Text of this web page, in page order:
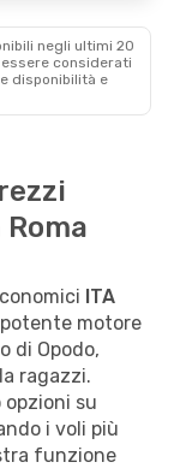
negli ultimi 20
considerati
disponibilità e
ITA
motore
di Opodo,
ragazzi.
su
i voli più
funzione